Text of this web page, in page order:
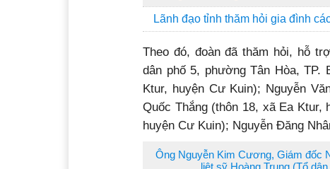
Lãnh đạo tỉnh thăm hỏi gia đình
Theo đó, đoàn đã thăm hỏi, hỗ
dân phố 5, phường Tân Hòa, TP.
Ktur, huyện Cư Kuin); Nguyễn
Quốc Thắng (thôn 18, xã Ea Ktur,
huyện Cư Kuin); Nguyễn Đăng
Ông Nguyễn Kim Cương, Giám đốc
liệt sỹ Hoàng Trung (Tổ